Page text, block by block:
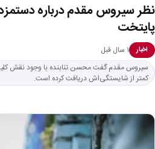
نظر سیروس مقدم درباره
پایتخت
اخبار
۱ سال قبل
سیروس مقدم گفت محسن تنابنده با وجود نقش
کمتر از شایستگی‌اش دریافت کرده است.